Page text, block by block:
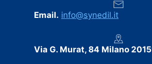
Email. info@synedil.it
Via G. Murat, 84 Milano